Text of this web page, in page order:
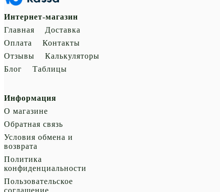
Интернет-магазин
Главная
Доставка
Оплата
Контакты
Отзывы
Калькуляторы
Блог
Таблицы
Информация
О магазине
Обратная связь
Условия обмена и
возврата
Политика
конфиденциальности
Пользовательское
соглашение